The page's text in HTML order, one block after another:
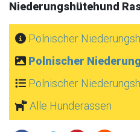
Niederungshütehund
Polnischer
Polnischer
Polnischer
Alle Hunderassen